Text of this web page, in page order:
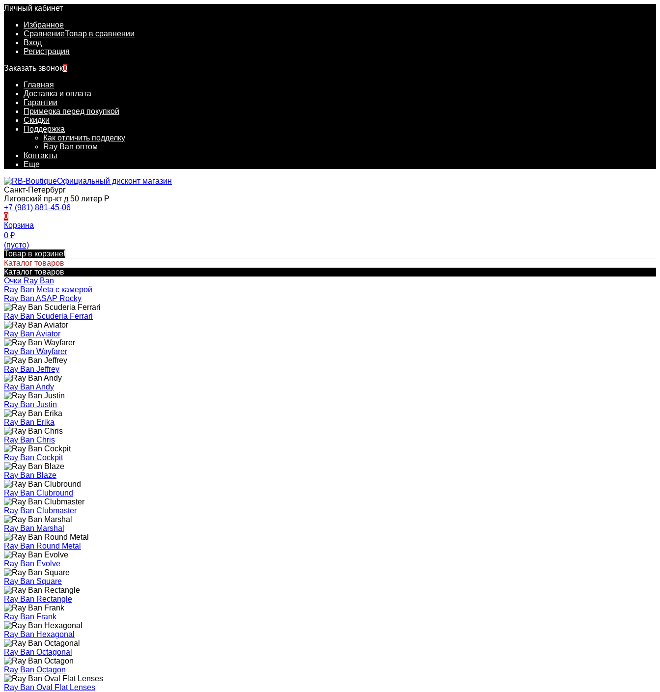
Личный кабинет
Избранное
СравнениеТовар в сравнении
Вход
Регистрация
Заказать звонок0
Главная
Доставка и оплата
Гарантии
Примерка перед покупкой
Скидки
Поддержка
Как отличить подделку
Ray Ban оптом
Контакты
Еще
Официальный дисконт магазин
Санкт-Петербург
Лиговский пр-кт д 50 литер Р
+7 (981) 881-45-06
0
Корзина
0 ₽
(пусто)
Товар в корзине!
Каталог товаров
Каталог товаров
Очки Ray Ban
Ray Ban Meta с камерой
Ray Ban ASAP Rocky
Ray Ban Scuderia Ferrari
Ray Ban Aviator
Ray Ban Wayfarer
Ray Ban Jeffrey
Ray Ban Andy
Ray Ban Justin
Ray Ban Erika
Ray Ban Chris
Ray Ban Cockpit
Ray Ban Blaze
Ray Ban Clubround
Ray Ban Clubmaster
Ray Ban Marshal
Ray Ban Round Metal
Ray Ban Evolve
Ray Ban Square
Ray Ban Rectangle
Ray Ban Frank
Ray Ban Hexagonal
Ray Ban Octagonal
Ray Ban Octagon
Ray Ban Oval Flat Lenses